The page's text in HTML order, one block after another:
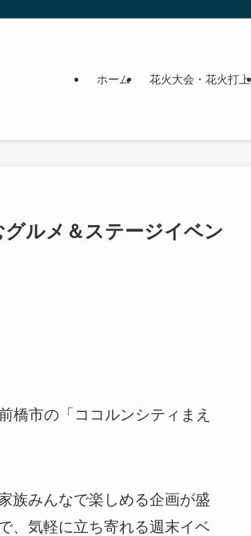
ホーム 花火大会・花火打上
グルメ＆ステージイベン
橋市の「ココルンシティまえ
族みんなで楽しめる企画が盛
、気軽に立ち寄れる週末イベ